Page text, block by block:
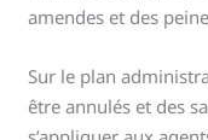
amendes et des
Sur le plan
être annulés et des